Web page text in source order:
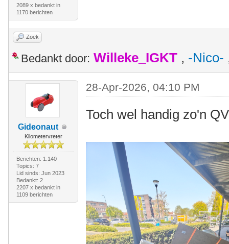
2089 x bedankt in
1170 berichten
Zoek
Bedankt door: Willeke_IGKT , -Nico-
Gideonaut
Kilometervreter
Berichten: 1.140
Topics: 7
Lid sinds: Jun 2023
Bedankt: 2
2207 x bedankt in
1109 berichten
28-Apr-2026, 04:10 PM
Toch wel handig zo'n